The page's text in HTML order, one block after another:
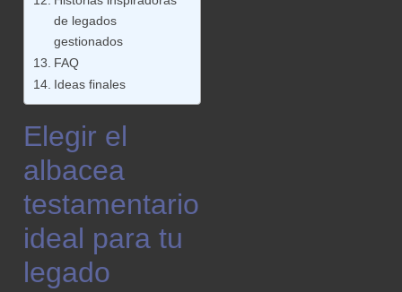
de legados
gestionados
FAQ
Ideas finales
Elegir el
albacea
testamentario
ideal para tu
legado